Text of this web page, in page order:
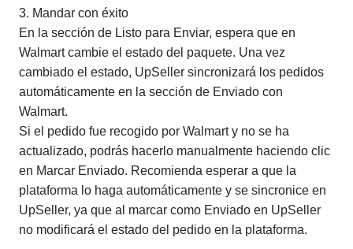
3. Mandar con éxito
En la sección de Listo para Enviar, espera que en
Walmart cambie el estado del paquete. Una vez
cambiado el estado, UpSeller sincronizará los pedidos
automáticamente en la sección de Enviado con
Walmart.
Si el pedido fue recogido por Walmart y no se ha
actualizado, podrás hacerlo manualmente haciendo clic
en Marcar Enviado. Recomienda esperar a que la
plataforma lo haga automáticamente y se sincronice en
UpSeller, ya que al marcar como Enviado en UpSeller
no modificará el estado del pedido en la plataforma.